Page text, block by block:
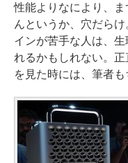
性能よりなにより、
んというか、穴だら
インが苦手な人は、
れるかもしれない。
を見た時には、筆者も